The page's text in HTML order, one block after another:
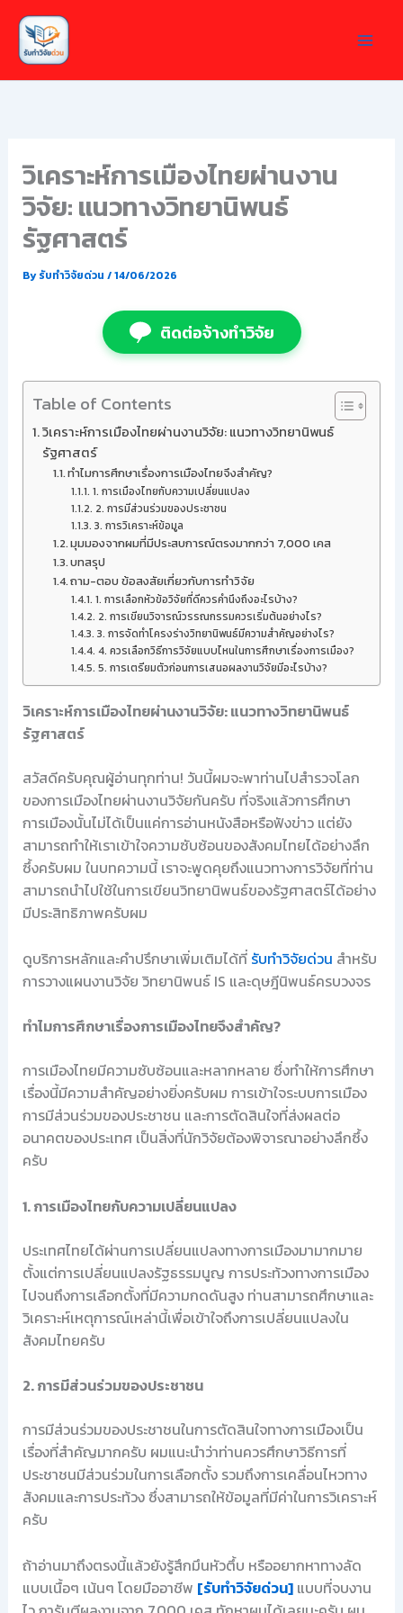
Skip
content
วิเคราะห์การเมืองไทยผ่านงาน
วิจัย: แนวทางวิทยานิพนธ์
รัฐศาสตร์
Byรับทำวิจัยด่วน /14/06/2026
ติดต่อจ้างทำวิจัย
Table of Contents
วิเคราะห์การเมืองไทยผ่านงานวิจัย: แนวทางวิทยานิพนธ์
รัฐศาสตร์
ทำไมการศึกษาเรื่องการเมืองไทยจึงสำคัญ?
1. การเมืองไทยกับความเปลี่ยนแปลง
2. การมีส่วนร่วมของประชาชน
3. การวิเคราะห์ข้อมูล
มุมมองจากผมที่มีประสบการณ์ตรงมากกว่า 7,000 เคส
บทสรุป
ถาม-ตอบ ข้อสงสัยเกี่ยวกับการทำวิจัย
1. การเลือกหัวข้อวิจัยที่ดีควรคำนึงถึงอะไรบ้าง?
2. การเขียนวิจารณ์วรรณกรรมควรเริ่มต้นอย่างไร?
3. การจัดทำโครงร่างวิทยานิพนธ์มีความสำคัญอย่างไร?
4. ควรเลือกวิธีการวิจัยแบบไหนในการศึกษาเรื่องการเมือง?
5. การเตรียมตัวก่อนการเสนอผลงานวิจัยมีอะไรบ้าง?
วิเคราะห์การเมืองไทยผ่านงานวิจัย: แนวทางวิทยานิพนธ์
รัฐศาสตร์
สวัสดีครับคุณผู้อ่านทุกท่าน! วันนี้ผมจะพาท่านไปสำรวจโลก
ของการเมืองไทยผ่านงานวิจัยกันครับ ที่จริงแล้วการศึกษา
การเมืองนั้นไม่ได้เป็นแค่การอ่านหนังสือหรือฟังข่าว แต่ยัง
สามารถทำให้เราเข้าใจความซับซ้อนของสังคมไทยได้อย่างลึก
ซึ้งครับผม ในบทความนี้ เราจะพูดคุยถึงแนวทางการวิจัยที่ท่าน
สามารถนำไปใช้ในการเขียนวิทยานิพนธ์ของรัฐศาสตร์ได้อย่าง
มีประสิทธิภาพครับผม
ดูบริการหลักและคำปรึกษาเพิ่มเติมได้ที่ รับทำวิจัยด่วน สำหรับ
การวางแผนงานวิจัย วิทยานิพนธ์ IS และดุษฎีนิพนธ์ครบวงจร
ทำไมการศึกษาเรื่องการเมืองไทยจึงสำคัญ?
การเมืองไทยมีความซับซ้อนและหลากหลาย ซึ่งทำให้การศึกษา
เรื่องนี้มีความสำคัญอย่างยิ่งครับผม การเข้าใจระบบการเมือง
การมีส่วนร่วมของประชาชน และการตัดสินใจที่ส่งผลต่อ
อนาคตของประเทศ เป็นสิ่งที่นักวิจัยต้องพิจารณาอย่างลึกซึ้ง
ครับ
1. การเมืองไทยกับความเปลี่ยนแปลง
ประเทศไทยได้ผ่านการเปลี่ยนแปลงทางการเมืองมามากมาย
ตั้งแต่การเปลี่ยนแปลงรัฐธรรมนูญ การประท้วงทางการเมือง
ไปจนถึงการเลือกตั้งที่มีความกดดันสูง ท่านสามารถศึกษาและ
วิเคราะห์เหตุการณ์เหล่านี้เพื่อเข้าใจถึงการเปลี่ยนแปลงใน
สังคมไทยครับ
2. การมีส่วนร่วมของประชาชน
การมีส่วนร่วมของประชาชนในการตัดสินใจทางการเมืองเป็น
เรื่องที่สำคัญมากครับ ผมแนะนำว่าท่านควรศึกษาวิธีการที่
ประชาชนมีส่วนร่วมในการเลือกตั้ง รวมถึงการเคลื่อนไหวทาง
สังคมและการประท้วง ซึ่งสามารถให้ข้อมูลที่มีค่าในการวิเคราะห์
ครับ
ถ้าอ่านมาถึงตรงนี้แล้วยังรู้สึกมึนหัวตึ้บ หรืออยากหาทางลัด
แบบเนื้อๆ เน้นๆ โดยมืออาชีพ [รับทำวิจัยด่วน]แบบที่จบงาน